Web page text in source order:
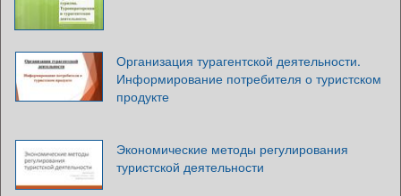
Организация турагентской деятельности.
Информирование потребителя о туристском
продукте
Экономические методы регулирования
туристской деятельности